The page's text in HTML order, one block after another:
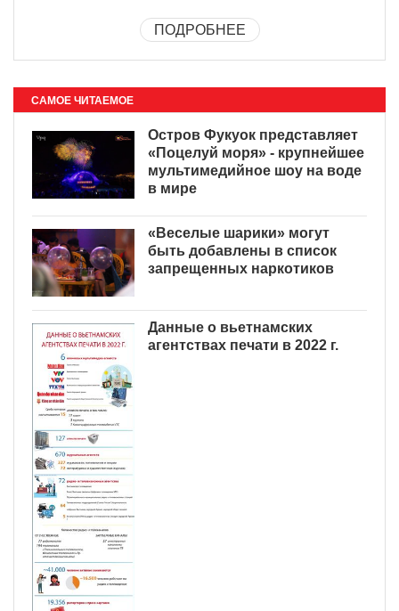
ПОДРОБНЕЕ
САМОЕ ЧИТАЕМОЕ
Остров Фукуок представляет
«Поцелуй моря» - крупнейшее
мультимедийное шоу на воде
в мире
«Веселые шарики» могут
быть добавлены в список
запрещенных наркотиков
Данные о вьетнамских
агентствах печати в 2022 г.